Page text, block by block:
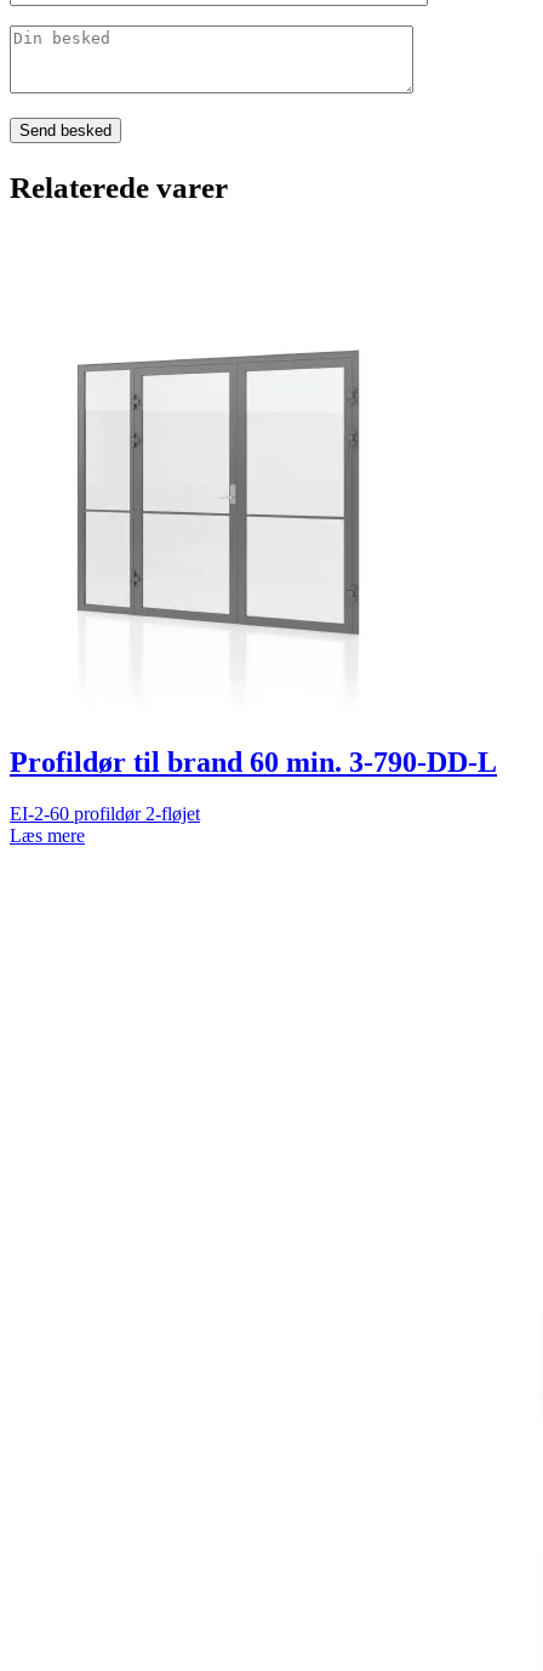
Relaterede varer
Profildør til brand 60 min. 3-790-DD-L
EI-2-60 profildør 2-fløjet
Læs mere